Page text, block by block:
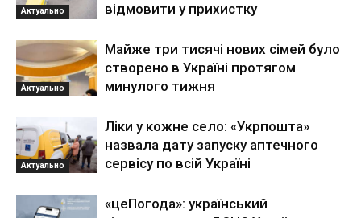
Актуально
відмовити у прихистку
Актуально
Майже три тисячі нових сімей було
створено в Україні протягом
минулого тижня
Актуально
Ліки у кожне село: «Укрпошта»
назвала дату запуску аптечного
сервісу по всій Україні
«цеПогода»: український